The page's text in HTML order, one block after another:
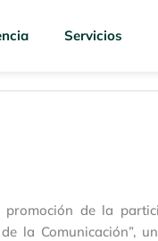
Servicios
promoción de la
la Comunicación”,